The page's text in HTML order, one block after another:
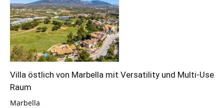
Villa östlich von Marbella mit Versatility und Multi-Use
Raum
Marbella